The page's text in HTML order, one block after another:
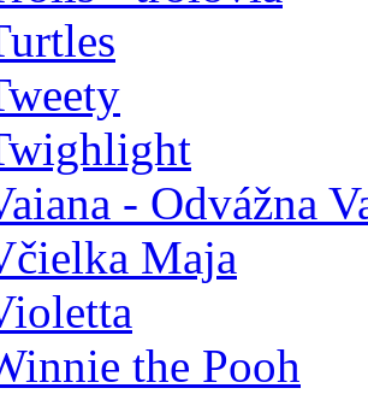
- Odvážna
Maja
the Pooh